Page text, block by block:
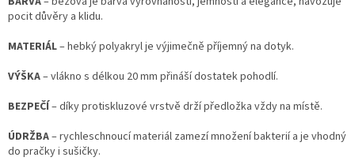
pocit důvěry a klidu.
MATERIÁL– hebký polyakryl je výjimečně příjemný na dotyk.
VÝŠKA– vlákno s délkou 20 mm přináší dostatek pohodlí.
BEZPEČÍ– díky protiskluzové vrstvě drží předložka vždy na místě.
ÚDRŽBA– rychleschnoucí materiál zamezí množení bakterií a je vhodný
do pračky i sušičky.